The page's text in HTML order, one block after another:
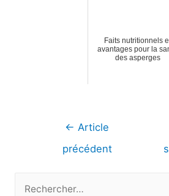
Faits nutritionnels
avantages pour la
des asperges
Navigation
← Article
précédent